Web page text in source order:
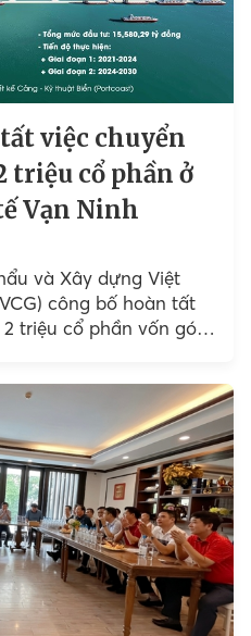
việc chuyển
triệu cổ phần ở
Vạn Ninh
và Xây dựng Việt
công bố hoàn tất
triệu cổ phần vốn góp